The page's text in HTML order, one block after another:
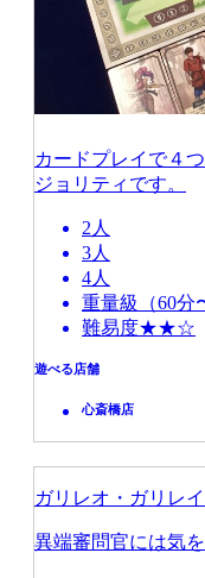
カードプレイで４
ジョリティです。
2人
3人
4人
重量級（60分
難易度★★☆
遊べる店舗
心斎橋店
ガリレオ・ガリレイ
異端審問官には気